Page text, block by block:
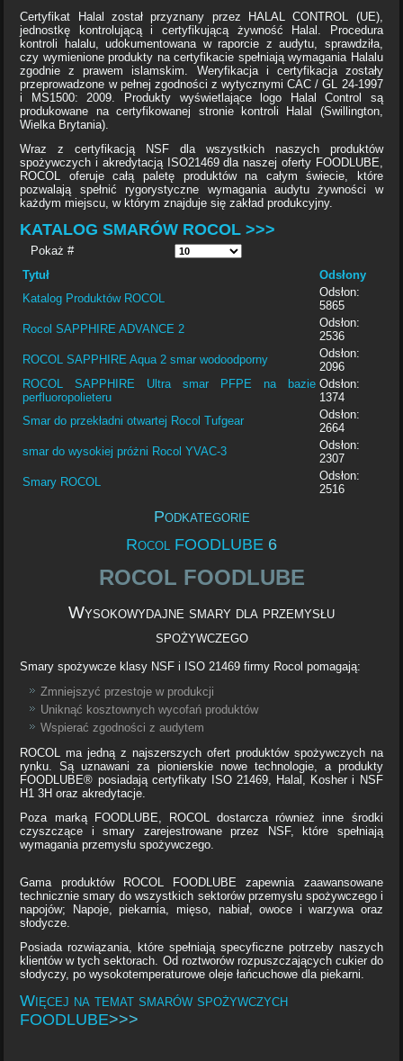
Certyfikat Halal został przyznany przez HALAL CONTROL (UE),
jednostkę kontrolującą i certyfikującą żywność Halal. Procedura
kontroli halalu, udokumentowana w raporcie z audytu, sprawdziła,
czy wymienione produkty na certyfikacie spełniają wymagania Halalu
zgodnie z prawem islamskim. Weryfikacja i certyfikacja zostały
przeprowadzone w pełnej zgodności z wytycznymi CAC / GL 24-1997
i MS1500: 2009. Produkty wyświetlające logo Halal Control są
produkowane na certyfikowanej stronie kontroli Halal (Swillington,
Wielka Brytania).
Wraz z certyfikacją NSF dla wszystkich naszych produktów
spożywczych i akredytacją ISO21469 dla naszej oferty FOODLUBE,
ROCOL oferuje całą paletę produktów na całym świecie, które
pozwalają spełnić rygorystyczne wymagania audytu żywności w
każdym miejscu, w którym znajduje się zakład produkcyjny.
KATALOG SMARÓW ROCOL >>>
Pokaż #
Tytuł
Odsłony
Katalog Produktów ROCOL
Odsłon:
5865
Rocol SAPPHIRE ADVANCE 2
Odsłon:
2536
ROCOL SAPPHIRE Aqua 2 smar wodoodporny
Odsłon:
2096
ROCOL SAPPHIRE Ultra smar PFPE na bazie
perfluoropolieteru
Odsłon:
1374
Smar do przekładni otwartej Rocol Tufgear
Odsłon:
2664
smar do wysokiej próżni Rocol YVAC-3
Odsłon:
2307
Smary ROCOL
Odsłon:
2516
Podkategorie
Rocol FOODLUBE 6
ROCOL FOODLUBE
Wysokowydajne smary dla przemysłu
spożywczego
Smary spożywcze klasy NSF i ISO 21469 firmy Rocol pomagają:
Zmniejszyć przestoje w produkcji
Uniknąć kosztownych wycofań produktów
Wspierać zgodności z audytem
ROCOL ma jedną z najszerszych ofert produktów spożywczych na
rynku. Są uznawani za pionierskie nowe technologie, a produkty
FOODLUBE® posiadają certyfikaty ISO 21469, Halal, Kosher i NSF
H1 3H oraz akredytacje.
Poza marką FOODLUBE, ROCOL dostarcza również inne środki
czyszczące i smary zarejestrowane przez NSF, które spełniają
wymagania przemysłu spożywczego.
Gama produktów ROCOL FOODLUBE zapewnia zaawansowane
technicznie smary do wszystkich sektorów przemysłu spożywczego i
napojów; Napoje, piekarnia, mięso, nabiał, owoce i warzywa oraz
słodycze.
Posiada rozwiązania, które spełniają specyficzne potrzeby naszych
klientów w tych sektorach. Od roztworów rozpuszczających cukier do
słodyczy, po wysokotemperaturowe oleje łańcuchowe dla piekarni.
Więcej na temat smarów spożywczych
FOODLUBE>>>